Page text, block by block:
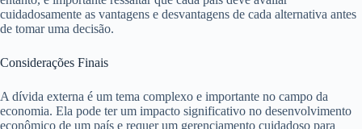
cuidadosamente as vantagens e desvantagens de cada alternativa antes
de tomar uma decisão.
Considerações Finais
A dívida externa é um tema complexo e importante no campo da
economia. Ela pode ter um impacto significativo no desenvolvimento
econômico de um país e requer um gerenciamento cuidadoso para